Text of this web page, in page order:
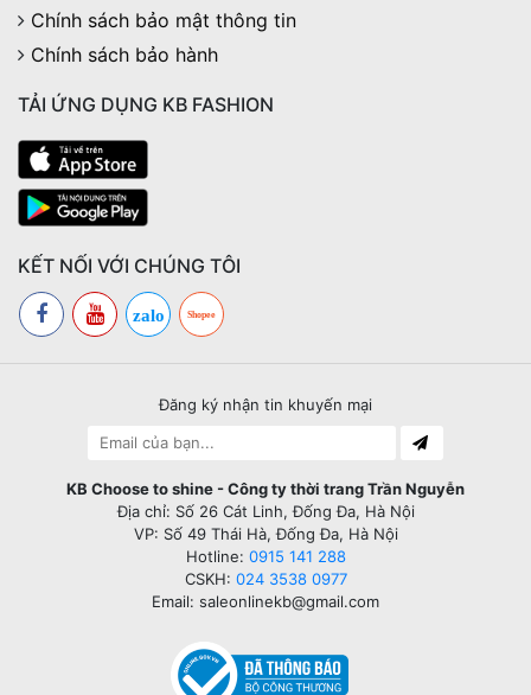
Chính sách bảo mật thông tin
Chính sách bảo hành
TẢI ỨNG DỤNG KB FASHION
KẾT NỐI VỚI CHÚNG TÔI
zalo Shopee
Đăng ký nhận tin khuyến mại
KB Choose to shine - Công ty thời trang Trần Nguyễn
Địa chỉ: Số 26 Cát Linh, Đống Đa, Hà Nội
VP: Số 49 Thái Hà, Đống Đa, Hà Nội
Hotline: 0915 141 288
CSKH: 024 3538 0977
Email: saleonlinekb@gmail.com